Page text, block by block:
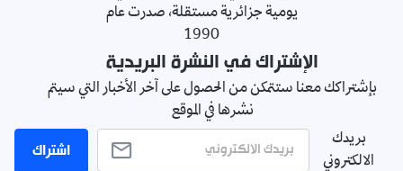
يومية جزائرية مستقلة، صدرت عام
1990
الإشتراك في النشرة البريدية
بإشتراكك معنا ستتمكن من الحصول على آخر الأخبار التي سيتم
نشرها في الموقع
بريدك
الالكتروني
اشتراك